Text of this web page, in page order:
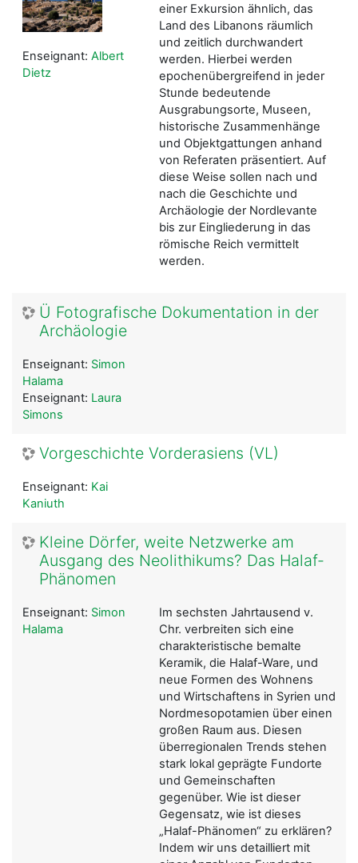
einer Exkursion ähnlich, das
Land des Libanons räumlich
und zeitlich durchwandert
werden. Hierbei werden
epochenübergreifend in jeder
Stunde bedeutende
Ausgrabungsorte, Museen,
historische Zusammenhänge
und Objektgattungen anhand
von Referaten präsentiert. Auf
diese Weise sollen nach und
nach die Geschichte und
Archäologie der Nordlevante
bis zur Eingliederung in das
römische Reich vermittelt
werden.
Enseignant: Albert
Dietz
Ü Fotografische Dokumentation in der
Archäologie
Enseignant: Simon
Halama
Enseignant: Laura
Simons
Vorgeschichte Vorderasiens (VL)
Enseignant: Kai
Kaniuth
Kleine Dörfer, weite Netzwerke am
Ausgang des Neolithikums? Das Halaf-
Phänomen
Im sechsten Jahrtausend v.
Chr. verbreiten sich eine
charakteristische bemalte
Keramik, die Halaf-Ware, und
neue Formen des Wohnens
und Wirtschaftens in Syrien und
Nordmesopotamien über einen
großen Raum aus. Diesen
überregionalen Trends stehen
stark lokal geprägte Fundorte
und Gemeinschaften
gegenüber. Wie ist dieser
Gegensatz, wie ist dieses
„Halaf-Phänomen“ zu erklären?
Indem wir uns detailliert mit
Enseignant: Simon
Halama